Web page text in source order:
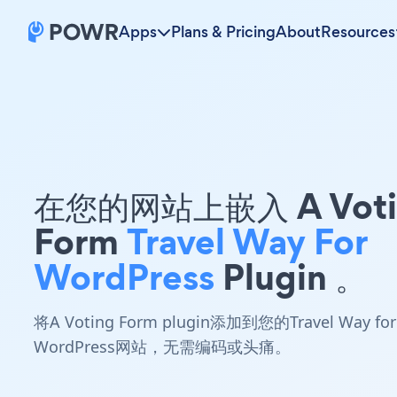
Apps Plans & PricingAboutResources
在您的网站上嵌入 A
FormTravel Way For
WordPress Plugin 。
将A Voting Form plugin添加到您的Travel Way for
WordPress网站，无需编码或头痛。